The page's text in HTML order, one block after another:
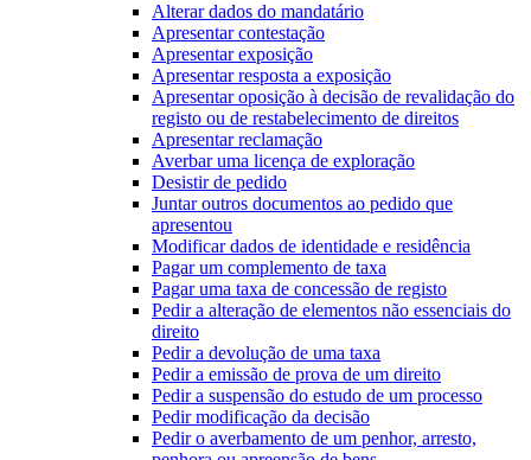
Alterar dados do mandatário
Apresentar contestação
Apresentar exposição
Apresentar resposta a exposição
Apresentar oposição à decisão de revalidação do
registo ou de restabelecimento de direitos
Apresentar reclamação
Averbar uma licença de exploração
Desistir de pedido
Juntar outros documentos ao pedido que
apresentou
Modificar dados de identidade e residência
Pagar um complemento de taxa
Pagar uma taxa de concessão de registo
Pedir a alteração de elementos não essenciais do
direito
Pedir a devolução de uma taxa
Pedir a emissão de prova de um direito
Pedir a suspensão do estudo de um processo
Pedir modificação da decisão
Pedir o averbamento de um penhor, arresto,